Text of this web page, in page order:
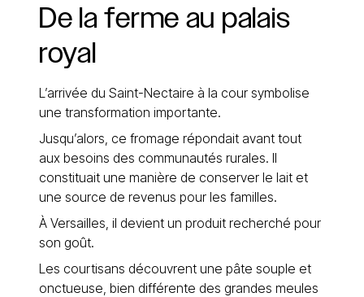
De la ferme au palais
royal
L’arrivée du Saint-Nectaire à la cour symbolise
une transformation importante.
Jusqu’alors, ce fromage répondait avant tout
aux besoins des communautés rurales. Il
constituait une manière de conserver le lait et
une source de revenus pour les familles.
À Versailles, il devient un produit recherché pour
son goût.
Les courtisans découvrent une pâte souple et
onctueuse, bien différente des grandes meules